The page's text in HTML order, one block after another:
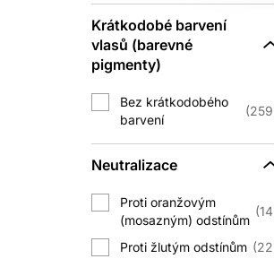
Krátkodobé barvení
vlasů (barevné
pigmenty)
Bez krátkodobého
barvení
259
Neutralizace
Proti oranžovým
(mosazným) odstínům
14
Proti žlutým odstínům
22